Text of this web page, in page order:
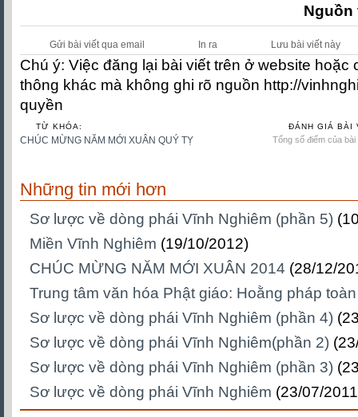
Gửi bài viết qua email In ra Lưu bài viết này
Chú ý: Việc đăng lại bài viết trên ở website
thông khác mà không ghi rõ nguồn http://
quyền
TỪ KHÓA:
CHÚC MỪNG NĂM MỚI XUÂN QUÝ TỴ
ĐÁNH GIÁ BÀI
Tổng số điểm của
Những tin mới hơn
Sơ lược về dòng phái Vĩnh Nghiêm (phần 5)
Miền Vĩnh Nghiêm (19/10/2012)
CHÚC MỪNG NĂM MỚI XUÂN 2014 (28/12/
Trung tâm văn hóa Phật giáo: Hoằng pháp
Sơ lược về dòng phái Vĩnh Nghiêm (phần 4)
Sơ lược về dòng phái Vĩnh Nghiêm(phần 2)
Sơ lược về dòng phái Vĩnh Nghiêm (phần 3)
Sơ lược về dòng phái Vĩnh Nghiêm (23/07/